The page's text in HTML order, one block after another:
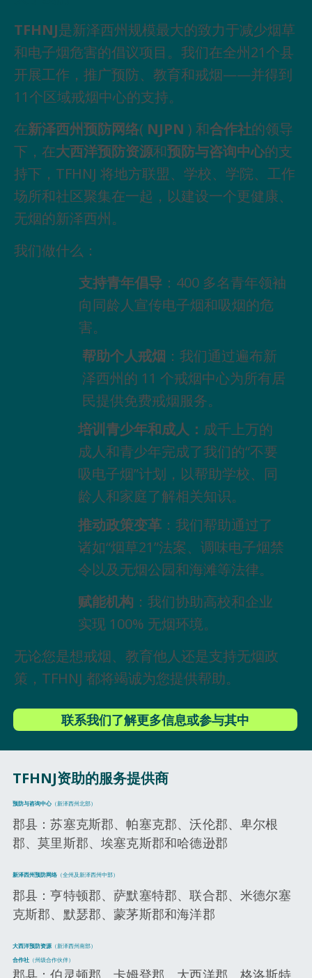
TFHNJ是新泽西州规模最大的致力于减少烟草
和电子烟危害的倡议项目。我们在全州21个县
开展工作，推广预防、教育和戒烟——并得到
11个区域戒烟中心的支持。
在新泽西州预防网络( NJPN ) 和合作社的领导
下，在大西洋预防资源和预防与咨询中心的支
持下，TFHNJ 将地方联盟、学校、学院、工作
场所和社区聚集在一起，以建设一个更健康、
无烟的新泽西州。
我们做什么：
支持青年倡导 ：400 多名青年领袖
向同龄人宣传电子烟和吸烟的危
害。
帮助个人戒烟 ：我们通过遍布新
泽西州的 11 个戒烟中心为所有居
民提供免费戒烟服务。
培训青少年和成人： 成千上万的
成人和青少年完成了我们的“不要
吸电子烟”计划，以帮助学校、同
龄人和家庭了解相关知识。
推动政策变革 ：我们帮助通过了
诸如“烟草21”法案、调味电子烟禁
令以及无烟公园和海滩等法律。
赋能机构 ：我们协助高校和企业
实现 100% 无烟环境。
无论您是想戒烟、教育他人还是支持无烟政
策，TFHNJ 都将竭诚为您提供帮助。
联系我们了解更多信息或参与其中
TFHNJ资助的服务提供商
预防与咨询中心（新泽西州北部）
郡县：苏塞克斯郡、帕塞克郡、沃伦郡、卑尔根
郡、莫里斯郡、埃塞克斯郡和哈德逊郡
新泽西州预防网络（全州及新泽西州中部）
郡县：亨特顿郡、萨默塞特郡、联合郡、米德尔塞
克斯郡、默瑟郡、蒙茅斯郡和海洋郡
大西洋预防资源（新泽西州南部）
合作社（州级合作伙伴）